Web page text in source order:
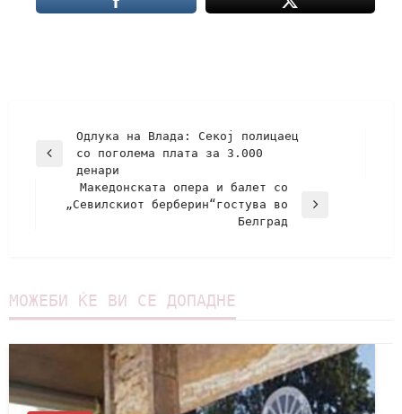
Одлука на Влада: Секој полицаец
со поголема плата за 3.000
денари
Македонската опера и балет со
„Севилскиот берберин“гостува во
Белград
МОЖЕБИ ЌЕ ВИ СЕ ДОПАДНЕ